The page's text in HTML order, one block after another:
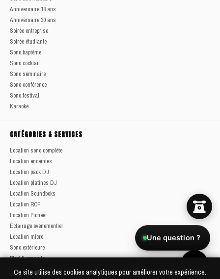
Anniversaire 18 ans
Anniversaire 30 ans
Soirée entreprise
Soirée étudiante
Sono baptême
Sono cocktail
Sono séminaire
Sono conférence
Sono festival
Karaoké
CATÉGORIES & SERVICES
Location sono complète
Location enceintes
Location pack DJ
Location platines DJ
Location Soundboks
Location RCF
Location Pioneer
Éclairage événementiel
Location micro
Sono extérieure
Blog & conseils
Plan du site complet
Ce site utilise des cookies analytiques pour améliorer votre expérience.
Une question ?